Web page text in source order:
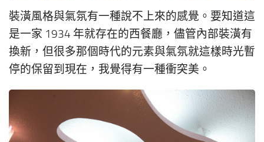
裝潢風格與氣氛有一種說不上來的感覺。要知道這
是一家 1934 年就存在的西餐廳，儘管內部裝潢有
換新，但很多那個時代的元素與氣氛就這樣時光暫
停的保留到現在，我覺得有一種衝突美。